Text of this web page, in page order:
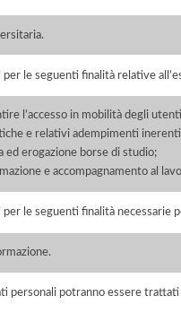
per le seguenti finalità relative
l’accesso in mobilità degli
e relativi adempimenti
ed erogazione borse di studio;
e accompagnamento al
per le seguenti finalità
personali potranno essere